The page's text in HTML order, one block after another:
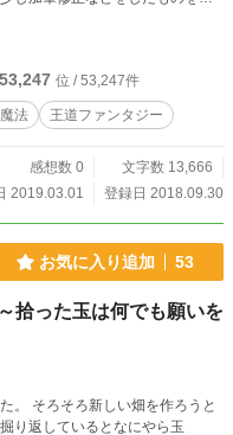
す。 ご了承ください。
53,247 位 / 53,247件
法 王道ファンタジー
感想数 0
文字数 13,666
2019.03.01
登録日 2018.09.30
お気に入り追加 53
拾った玉は何でも願いを
うと